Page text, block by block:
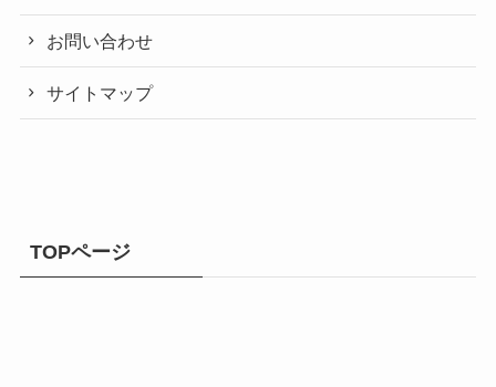
お問い合わせ
サイトマップ
TOPページ